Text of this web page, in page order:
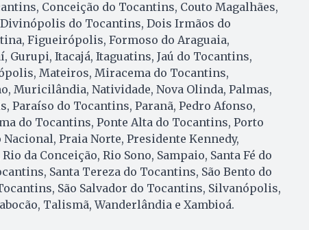
Conceição do Tocantins, Couto Magalhães,
do Tocantins, Dois Irmãos do
Figueirópolis, Formoso do Araguaia,
Gurupi, Itacajá, Itaguatins, Jaú do Tocantins,
Mateiros, Miracema do Tocantins,
Muricilândia, Natividade, Nova Olinda, Palmas,
Paraíso do Tocantins, Paranã, Pedro Afonso,
do Tocantins, Ponte Alta do Tocantins, Porto
Praia Norte, Presidente Kennedy,
da Conceição, Rio Sono, Sampaio, Santa Fé do
Santa Tereza do Tocantins, São Bento do
São Salvador do Tocantins, Silvanópolis,
Talismã, Wanderlândia e Xambioá.